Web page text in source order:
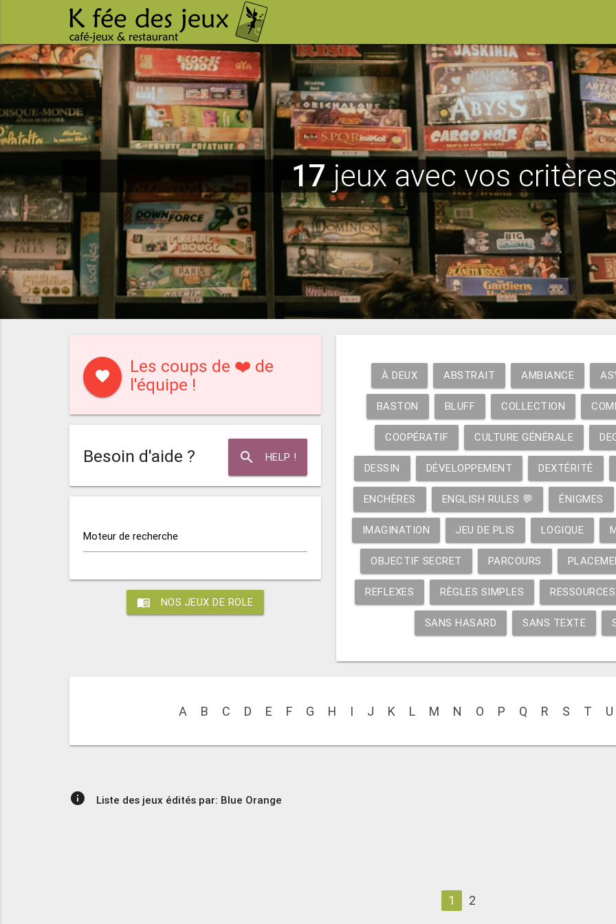
17jeux avec vos
favorite
Les coups de ❤️ de
l'équipe !
search HELP !
Besoin d'aide ?
Moteur de recherche
menu_book NOS JEUX DE ROLE
À DEUX ABSTRAIT AMBIANCE
BASTON BLUFF COLLECTION
COOPÉRATIF CULTURE GÉNÉRALE
DESSIN DÉVELOPPEMENT DEXTÉRITÉ
ENCHÈRES ENGLISH RULES 💬 ÉNIGMES
IMAGINATION JEU DE PLIS LOGIQUE
OBJECTIF SECRET PARCOURS
REFLEXES RÈGLES SIMPLES RESSOURCES
SANS HASARD SANS TEXTE
A B C D E F G H I J K L M N O P Q R S T U
info Liste des jeux édités par: Blue Orange
1 2